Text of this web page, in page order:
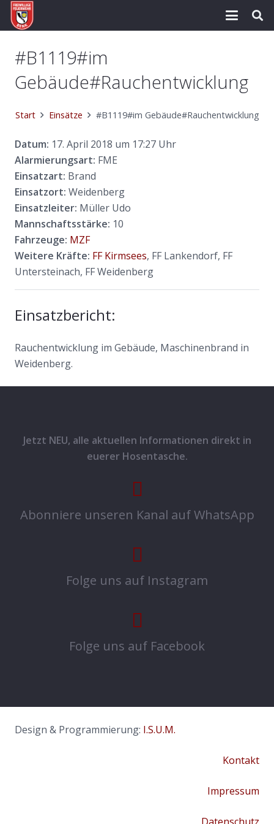
#B1119#im
Gebäude#Rauchentwicklung
Start Einsätze #B1119#im Gebäude#Rauchentwicklung
Datum: 17. April 2018 um 17:27 Uhr
Alarmierungsart: FME
Einsatzart: Brand
Einsatzort: Weidenberg
Einsatzleiter: Müller Udo
Mannschaftsstärke: 10
Fahrzeuge: MZF
Weitere Kräfte: FF Kirmsees, FF Lankendorf, FF
Untersteinach, FF Weidenberg
Einsatzbericht:
Rauchentwicklung im Gebäude, Maschinenbrand in
Weidenberg.
Jetzt NEU, alle aktuellen Informationen direkt in
euerer Hosentasche.
Abonniere unseren Kanal auf WhatsApp
Folge uns auf Instagram
Folge uns auf Facebook
Design & Programmierung: I.S.U.M.
Kontakt
Impressum